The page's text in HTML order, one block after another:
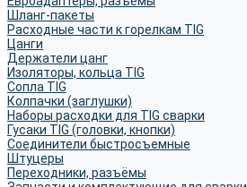
Шланг-пакеты
Расходные части к горелкам TIG
Цанги
Держатели цанг
Изоляторы, кольца TIG
Сопла TIG
Колпачки (заглушки)
Наборы расходки для TIG сварки
Гусаки TIG (головки, кнопки)
Соединители быстросъемные
Штуцеры
Переходники, разъёмы